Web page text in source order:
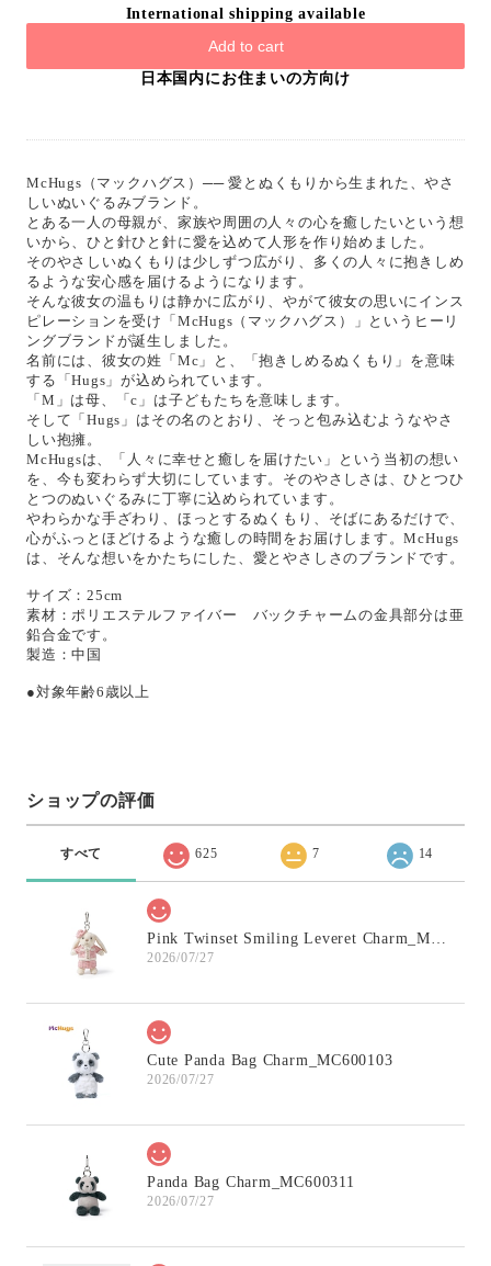
International shipping available
Add to cart
日本国内にお住まいの方向け
McHugs（マックハグス）── 愛とぬくもりから生まれた、やさ
しいぬいぐるみブランド。
とある一人の母親が、家族や周囲の人々の心を癒したいという想
いから、ひと針ひと針に愛を込めて人形を作り始めました。
そのやさしいぬくもりは少しずつ広がり、多くの人々に抱きしめ
るような安心感を届けるようになります。
そんな彼女の温もりは静かに広がり、やがて彼女の思いにインス
ピレーションを受け「McHugs（マックハグス）」というヒーリ
ングブランドが誕生しました。
名前には、彼女の姓「Mc」と、「抱きしめるぬくもり」を意味
する「Hugs」が込められています。
「M」は母、「c」は子どもたちを意味します。
そして「Hugs」はその名のとおり、そっと包み込むようなやさ
しい抱擁。
McHugsは、「人々に幸せと癒しを届けたい」という当初の想い
を、今も変わらず大切にしています。そのやさしさは、ひとつひ
とつのぬいぐるみに丁寧に込められています。
やわらかな手ざわり、ほっとするぬくもり、そばにあるだけで、
心がふっとほどけるような癒しの時間をお届けします。McHugs
は、そんな想いをかたちにした、愛とやさしさのブランドです。
サイズ：25cm
素材：ポリエステルファイバー バックチャームの金具部分は亜
鉛合金です。
製造：中国
●対象年齢6歳以上
ショップの評価
すべて 625 7 14
Pink Twinset Smiling Leveret Charm_MC600145
2026/07/27
Cute Panda Bag Charm_MC600103
2026/07/27
Panda Bag Charm_MC600311
2026/07/27